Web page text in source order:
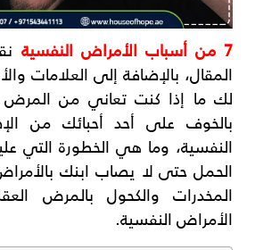
7 من أسباب الأمراض النفسية
المقال، بالإضافة إلى العلامات
لك ما إذا كنت تعاني من
بالخوف على أحد أحبائك من
النفسية، وما هي الخطورة التي
الحمل حتى لا يصاب ابنك
المخدرات والكحول بالمرض
الأمراض النفسية.